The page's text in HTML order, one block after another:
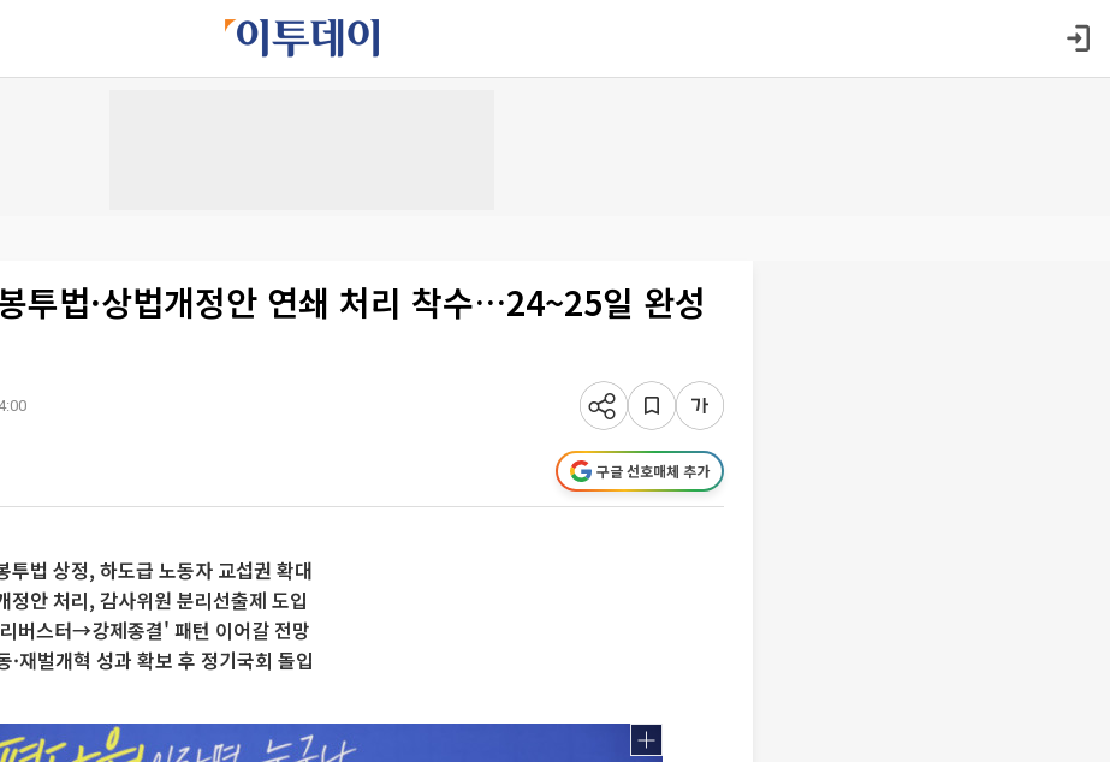
투법·상법개정안 연쇄 처리 착수…24~25일 완성
구글 선호매체 추가
투법 상정, 하도급 노동자 교섭권 확대
정안 처리, 감사위원 분리선출제 도입
버스터→강제종결' 패턴 이어갈 전망
·재벌개혁 성과 확보 후 정기국회 돌입